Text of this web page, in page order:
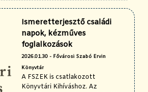
Ismeretterjesztő családi
napok, kézműves
foglalkozások
2026.01.30 - Fővárosi Szabó Ervin
Könyvtár
A FSZEK is csatlakozott
Könyvtári Kihíváshoz. Az